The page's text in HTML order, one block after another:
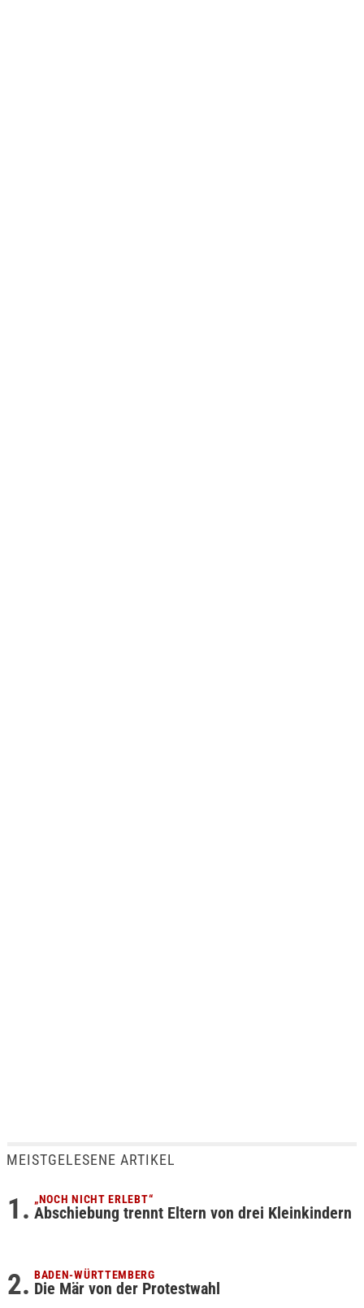
MEISTGELESENE ARTIKEL
„NOCH NICHT ERLEBT“
Abschiebung trennt Eltern von drei Kleinkindern
BADEN-WÜRTTEMBERG
Die Mär von der Protestwahl